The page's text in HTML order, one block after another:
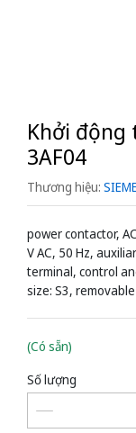
Khởi động
3AF04
Thương hiệu:
power contactor,
V AC, 50 Hz,
terminal, control
size: S3,
(Có sẵn)
Số lượng